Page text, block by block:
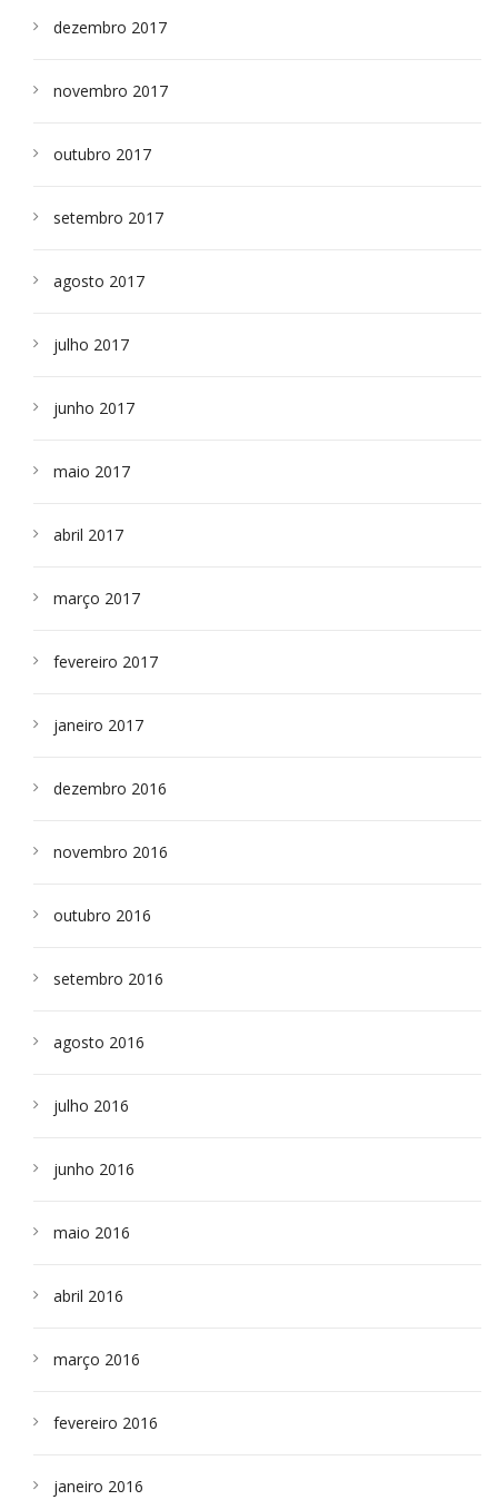
dezembro 2017
novembro 2017
outubro 2017
setembro 2017
agosto 2017
julho 2017
junho 2017
maio 2017
abril 2017
março 2017
fevereiro 2017
janeiro 2017
dezembro 2016
novembro 2016
outubro 2016
setembro 2016
agosto 2016
julho 2016
junho 2016
maio 2016
abril 2016
março 2016
fevereiro 2016
janeiro 2016